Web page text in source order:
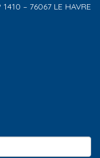
– 76067 LE HAVRE